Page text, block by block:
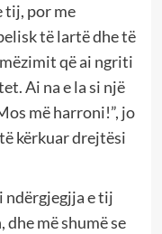
tij, por me
të lartë dhe të
që ai ngriti
Ai na e la si një
më harroni!”, jo
kërkuar drejtësi
ndërgjegjja e tij
më shumë se